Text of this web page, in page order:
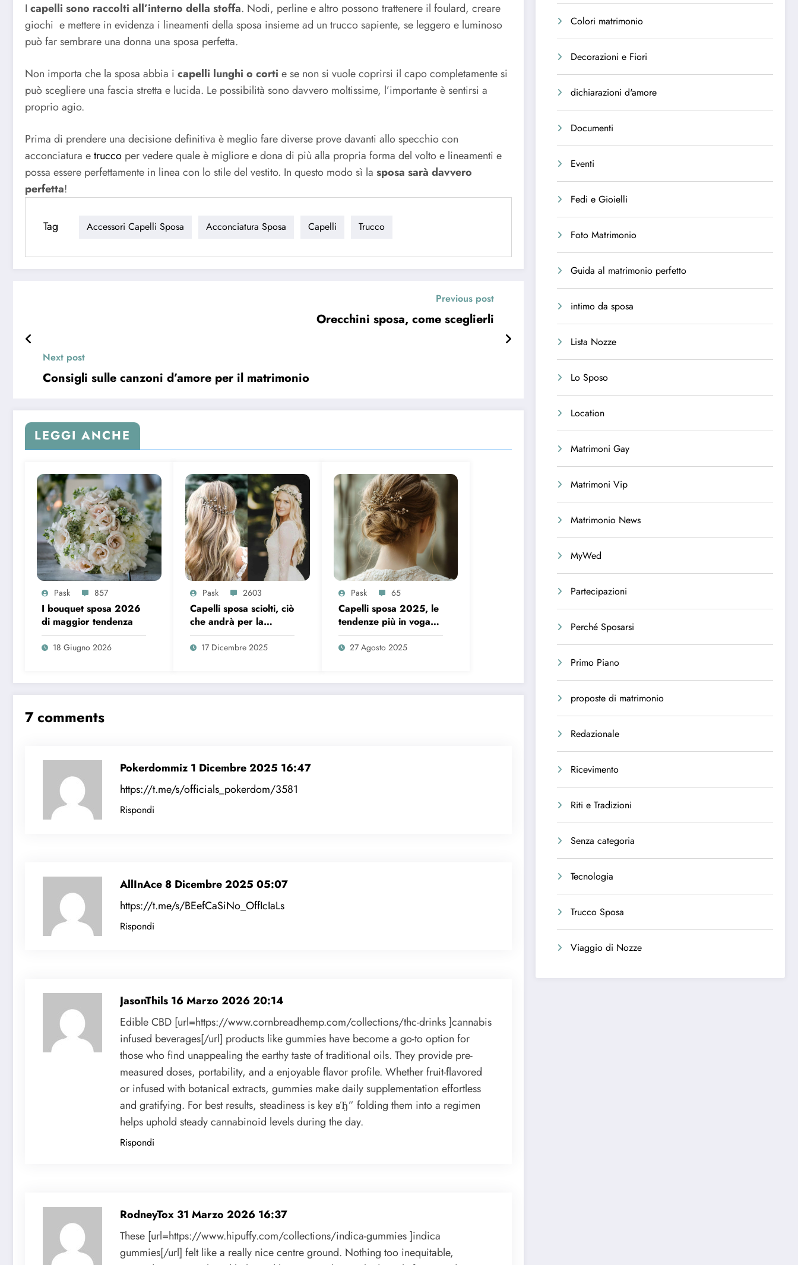
I capelli sono raccolti all’interno della stoffa. Nodi, perline e altro possono trattenere il foulard, creare
giochi e mettere in evidenza i lineamenti della sposa insieme ad un trucco sapiente, se leggero e luminoso
può far sembrare una donna una sposa perfetta.
Non importa che la sposa abbia i capelli lunghi o corti e se non si vuole coprirsi il capo completamente si
può scegliere una fascia stretta e lucida. Le possibilità sono davvero moltissime, l’importante è sentirsi a
proprio agio.
Prima di prendere una decisione definitiva è meglio fare diverse prove davanti allo specchio con
acconciatura etrucco per vedere quale è migliore e dona di più alla propria forma del volto e lineamenti e
possa essere perfettamente in linea con lo stile del vestito. In questo modo sì la sposa sarà davvero
perfetta!
Tag Accessori Capelli Sposa Acconciatura Sposa Capelli Trucco
Previous post
Orecchini sposa, come sceglierli
Next post
Consigli sulle canzoni d’amore per il matrimonio
LEGGI ANCHE
Pask 857
I bouquet sposa 2026
di maggior tendenza
18 Giugno 2026
Pask 2603
Capelli sposa sciolti, ciò
che andrà per la
maggiore nel 2026
17 Dicembre 2025
Pask 65
Capelli sposa 2025, le
tendenze più in voga
per chi si sposa a
settembre
27 Agosto 2025
7 comments
Pokerdommiz 1 Dicembre 2025 16:47
https://t.me/s/officials_pokerdom/3581
Rispondi
AllInAce 8 Dicembre 2025 05:07
https://t.me/s/BEefCaSiNo_OffIcIaLs
Rispondi
JasonThils 16 Marzo 2026 20:14
Edible CBD [url=https://www.cornbreadhemp.com/collections/thc-drinks ]cannabis
infused beverages[/url] products like gummies have become a go-to option for
those who find unappealing the earthy taste of traditional oils. They provide pre-
measured doses, portability, and a enjoyable flavor profile. Whether fruit-flavored
or infused with botanical extracts, gummies make daily supplementation effortless
and gratifying. For best results, steadiness is key вЂ” folding them into a regimen
helps uphold steady cannabinoid levels during the day.
Rispondi
RodneyTox 31 Marzo 2026 16:37
These [url=https://www.hipuffy.com/collections/indica-gummies ]indica
gummies[/url] felt like a really nice centre ground. Nothing too inequitable,
Colori matrimonio
Decorazioni e Fiori
dichiarazioni d'amore
Documenti
Eventi
Fedi e Gioielli
Foto Matrimonio
Guida al matrimonio perfetto
intimo da sposa
Lista Nozze
Lo Sposo
Location
Matrimoni Gay
Matrimoni Vip
Matrimonio News
MyWed
Partecipazioni
Perché Sposarsi
Primo Piano
proposte di matrimonio
Redazionale
Ricevimento
Riti e Tradizioni
Senza categoria
Tecnologia
Trucco Sposa
Viaggio di Nozze